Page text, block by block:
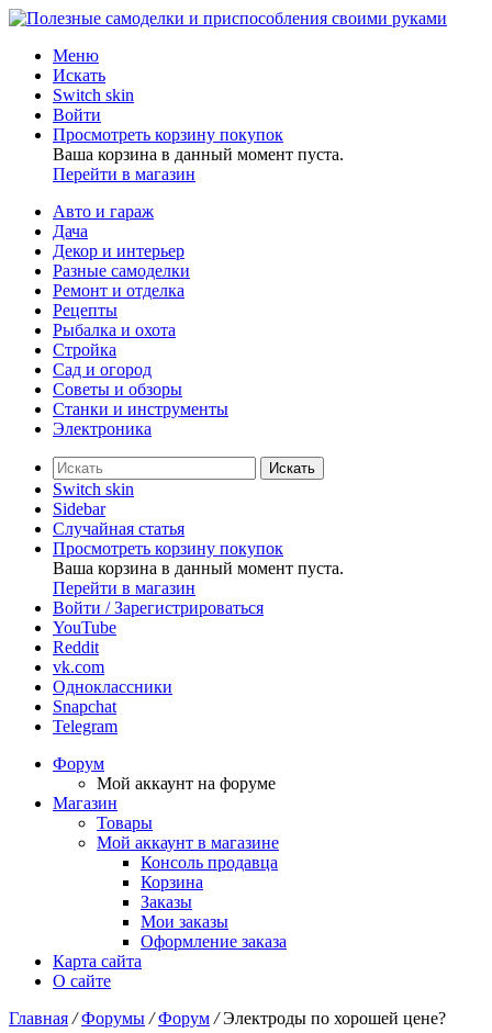
Меню
Искать
Switch skin
Войти
Просмотреть корзину покупок
Ваша корзина в данный момент пуста.
Перейти в магазин
Авто и гараж
Дача
Декор и интерьер
Разные самоделки
Ремонт и отделка
Рецепты
Рыбалка и охота
Стройка
Сад и огород
Советы и обзоры
Станки и инструменты
Электроника
Искать
Switch skin
Sidebar
Случайная статья
Просмотреть корзину покупок
Ваша корзина в данный момент пуста.
Перейти в магазин
Войти / Зарегистрироваться
YouTube
Reddit
vk.com
Одноклассники
Snapchat
Telegram
Форум
Мой аккаунт на форуме
Магазин
Товары
Мой аккаунт в магазине
Консоль продавца
Корзина
Заказы
Мои заказы
Оформление заказа
Карта сайта
О сайте
Главная / Форумы / Форум / Электроды по хорошей цене?